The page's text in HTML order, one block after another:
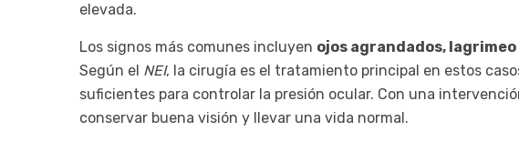
elevada.
Los signos más comunes incluyen ojos agrandados,
Según el NEI, la cirugía es el tratamiento principal en estos
suficientes para controlar la presión ocular. Con una
conservar buena visión y llevar una vida normal.